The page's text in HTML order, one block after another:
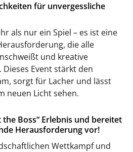
für unvergessliche
als nur ein Spiel – es ist eine
die alle
und kreative
Event stärkt den
sorgt für Lacher und lässt
neuen Licht sehen.
the Boss“ Erlebnis und bereitet
Herausforderung vor!
Wettkampf und